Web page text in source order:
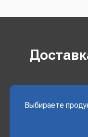
Выбираете